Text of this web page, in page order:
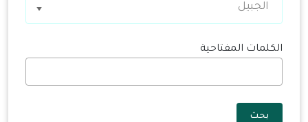
الجبيل
الكلمات المفتاحية
بحث